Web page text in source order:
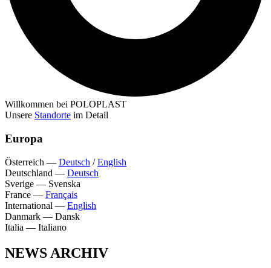
Willkommen bei POLOPLAST
Unsere Standorte im Detail
Europa
Österreich — Deutsch /English
Deutschland — Deutsch
Sverige — Svenska
France — Français
International — English
Danmark — Dansk
Italia — Italiano
NEWS ARCHIV